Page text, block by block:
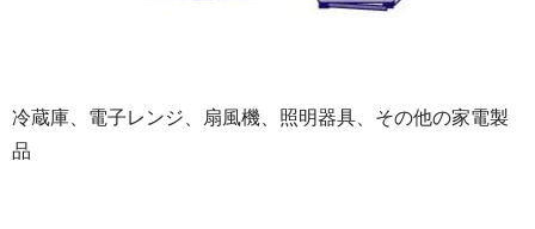
冷蔵庫、電子レンジ、扇風機、照明器具、その他の家電製
品